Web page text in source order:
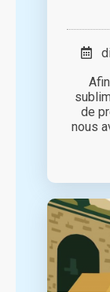
de
nous